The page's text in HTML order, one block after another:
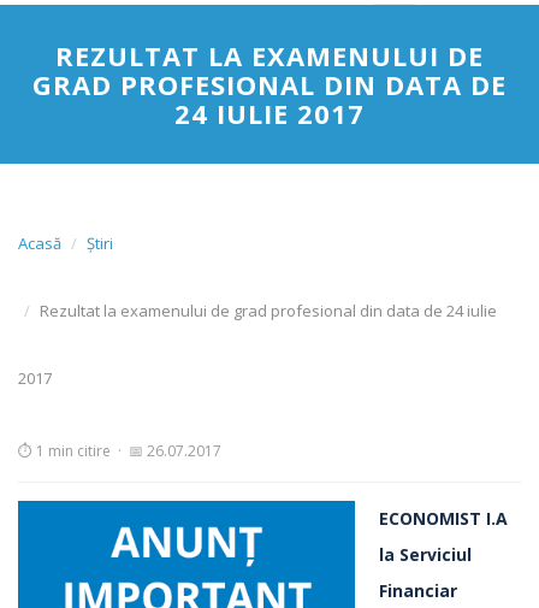
REZULTAT LA EXAMENULUI DE
GRAD PROFESIONAL DIN DATA DE
24 IULIE 2017
Acasă Știri
Rezultat la examenului de grad profesional din data de 24 iulie
2017
⏱ 1 min citire · 📅 26.07.2017
ECONOMIST I.A
la Serviciul
Financiar